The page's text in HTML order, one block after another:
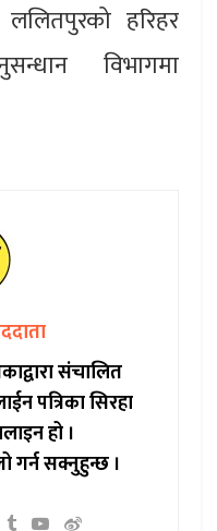
हरिहर
विभागमा
संचालित
पत्रिका सिरहा
हो ।
गर्न सक्नुहुन्छ ।